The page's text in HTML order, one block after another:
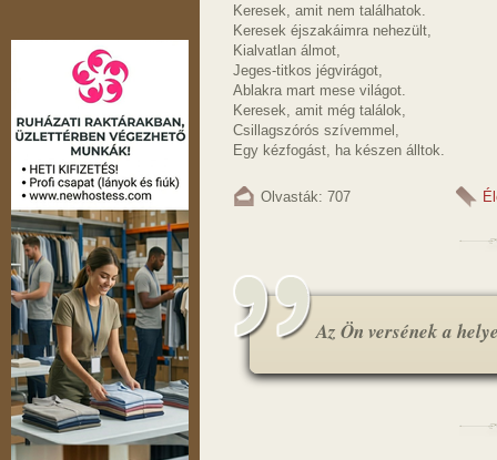
Keresek, amit nem találhatok.
Keresek éjszakáimra nehezült,
Kialvatlan álmot,
Jeges-titkos jégvirágot,
Ablakra mart mese világot.
Keresek, amit még találok,
Csillagszórós szívemmel,
Egy kézfogást, ha készen álltok.
Olvasták: 707
Az Ön versének a